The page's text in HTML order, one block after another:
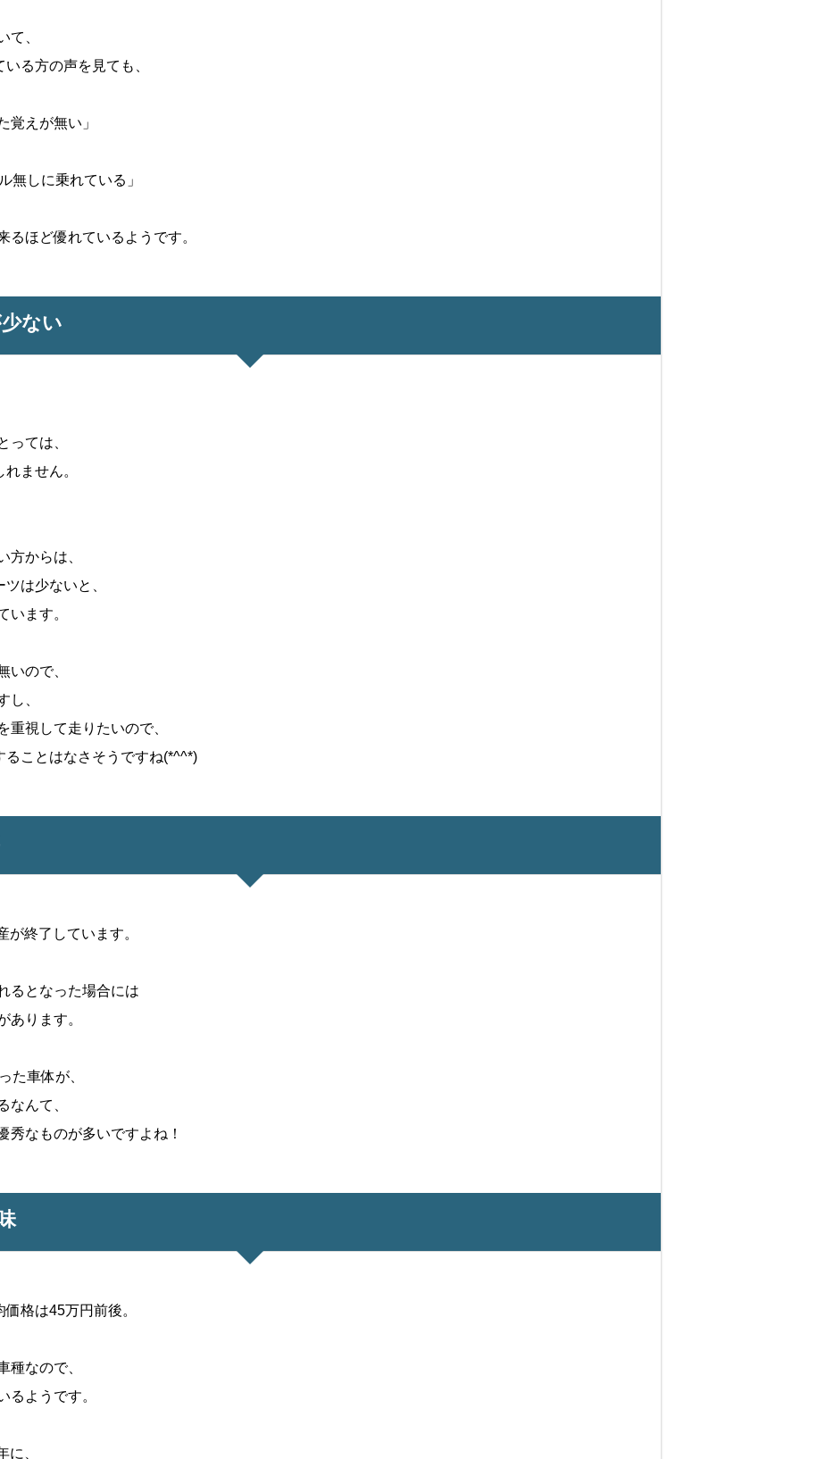
て、
る方の声を見ても、
覚えが無い」
無しに乗れている」
るほど優れているようです。
ない
っては、
ません。
方からは、
は少ないと、
います。
いので、
し、
重視して走りたいので、
ることはなさそうですね(*^^*)
が終了しています。
るとなった場合には
あります。
た車体が、
なんて、
秀なものが多いですよね！
格は45万円前後。
種なので、
るようです。
に、